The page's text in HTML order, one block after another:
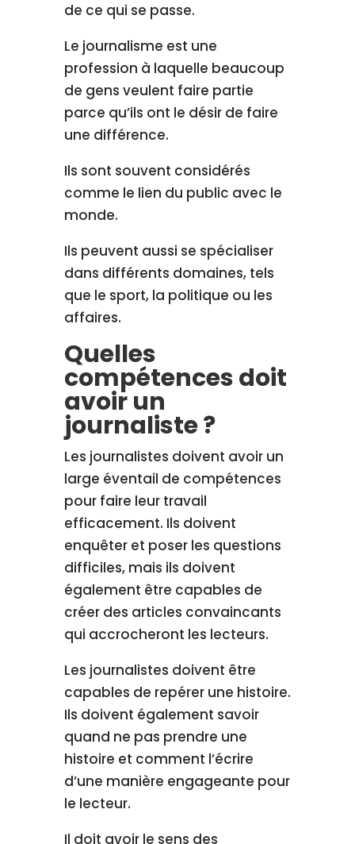
de ce qui se passe.
Le journalisme est une
profession à laquelle beaucoup
de gens veulent faire partie
parce qu’ils ont le désir de faire
une différence.
Ils sont souvent considérés
comme le lien du public avec le
monde.
Ils peuvent aussi se spécialiser
dans différents domaines, tels
que le sport, la politique ou les
affaires.
Quelles
compétences doit
avoir un
journaliste ?
Les journalistes doivent avoir un
large éventail de compétences
pour faire leur travail
efficacement. Ils doivent
enquêter et poser les questions
difficiles, mais ils doivent
également être capables de
créer des articles convaincants
qui accrocheront les lecteurs.
Les journalistes doivent être
capables de repérer une histoire.
Ils doivent également savoir
quand ne pas prendre une
histoire et comment l’écrire
d’une manière engageante pour
le lecteur.
Il doit avoir le sens des